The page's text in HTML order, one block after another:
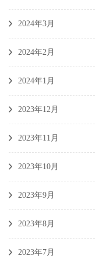
2024年3月
2024年2月
2024年1月
2023年12月
2023年11月
2023年10月
2023年9月
2023年8月
2023年7月